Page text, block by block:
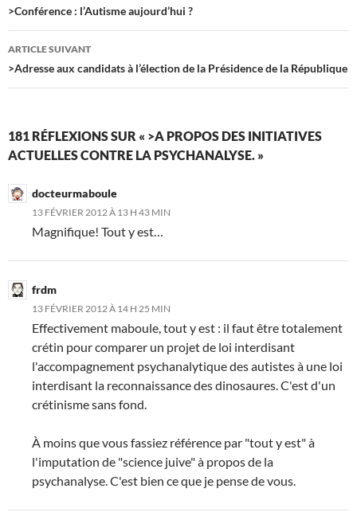
des
articles
>Conférence : l’Autisme aujourd’hui ?
ARTICLE SUIVANT
>Adresse aux candidats à l’élection de la Présidence de la République
181 RÉFLEXIONS SUR « >A PROPOS DES INITIATIVES
ACTUELLES CONTRE LA PSYCHANALYSE. »
docteurmaboule
13 FÉVRIER 2012 À 13 H 43 MIN
Magnifique! Tout y est…
frdm
13 FÉVRIER 2012 À 14 H 25 MIN
Effectivement maboule, tout y est : il faut être totalement
crétin pour comparer un projet de loi interdisant
l'accompagnement psychanalytique des autistes à une loi
interdisant la reconnaissance des dinosaures. C'est d'un
crétinisme sans fond.
À moins que vous fassiez référence par "tout y est" à
l'imputation de "science juive" à propos de la
psychanalyse. C'est bien ce que je pense de vous.